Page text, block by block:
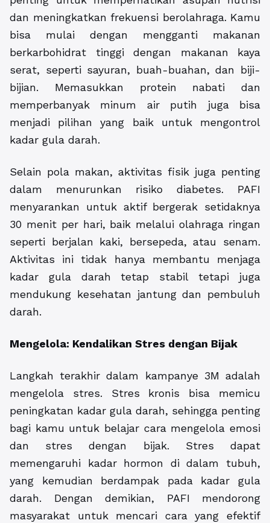
dan meningkatkan frekuensi berolahraga. Kamu
bisa mulai dengan mengganti makanan
berkarbohidrat tinggi dengan makanan kaya
serat, seperti sayuran, buah-buahan, dan biji-
bijian. Memasukkan protein nabati dan
memperbanyak minum air putih juga bisa
menjadi pilihan yang baik untuk mengontrol
kadar gula darah.
Selain pola makan, aktivitas fisik juga penting
dalam menurunkan risiko diabetes. PAFI
menyarankan untuk aktif bergerak setidaknya
30 menit per hari, baik melalui olahraga ringan
seperti berjalan kaki, bersepeda, atau senam.
Aktivitas ini tidak hanya membantu menjaga
kadar gula darah tetap stabil tetapi juga
mendukung kesehatan jantung dan pembuluh
darah.
Mengelola: Kendalikan Stres dengan Bijak
Langkah terakhir dalam kampanye 3M adalah
mengelola stres. Stres kronis bisa memicu
peningkatan kadar gula darah, sehingga penting
bagi kamu untuk belajar cara mengelola emosi
dan stres dengan bijak. Stres dapat
memengaruhi kadar hormon di dalam tubuh,
yang kemudian berdampak pada kadar gula
darah. Dengan demikian, PAFI mendorong
masyarakat untuk mencari cara yang efektif